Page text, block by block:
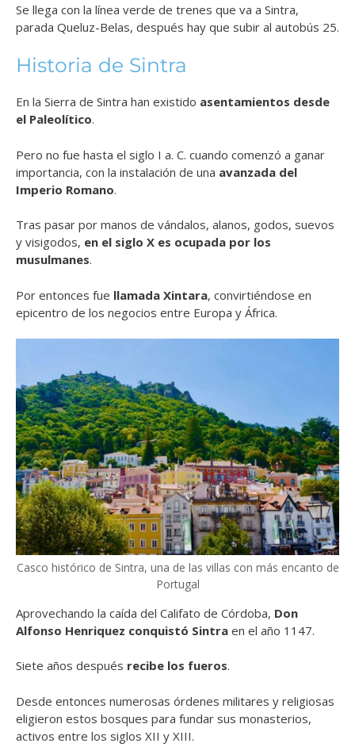
Se llega con la línea verde de trenes que va a Sintra,
parada Queluz-Belas, después hay que subir al autobús 25.
Historia de Sintra
En la Sierra de Sintra han existido asentamientos desde
el Paleolítico.
Pero no fue hasta el siglo I a. C. cuando comenzó a ganar
importancia, con la instalación de una avanzada del
Imperio Romano.
Tras pasar por manos de vándalos, alanos, godos, suevos
y visigodos, en el siglo X es ocupada por los
musulmanes.
Por entonces fue llamada Xintara, convirtiéndose en
epicentro de los negocios entre Europa y África.
Casco histórico de Sintra, una de las villas con más encanto de
Portugal
Aprovechando la caída del Califato de Córdoba, Don
Alfonso Henriquez conquistó Sintra en el año 1147.
Siete años después recibe los fueros.
Desde entonces numerosas órdenes militares y religiosas
eligieron estos bosques para fundar sus monasterios,
activos entre los siglos XII y XIII.